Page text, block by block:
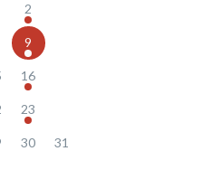
2
9
16
23
30 31